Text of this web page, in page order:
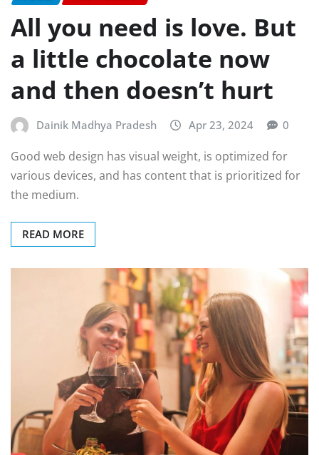
All you need is love. But
a little chocolate now
and then doesn’t hurt
Dainik Madhya Pradesh Apr 23, 2024 0
Good web design has visual weight, is optimized for
various devices, and has content that is prioritized for
the medium.
READ MORE